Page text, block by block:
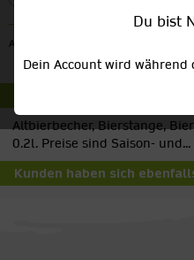
Artikel-Nr.:
Altbierbecher, Bierstange,
0.2l. Preise sind Saison- und...
Kunden haben sich
Du bist
Dein Account wird